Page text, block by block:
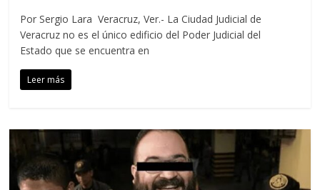
Por Sergio Lara Veracruz, Ver.- La Ciudad Judicial de
Veracruz no es el único edificio del Poder Judicial del
Estado que se encuentra en
Leer más